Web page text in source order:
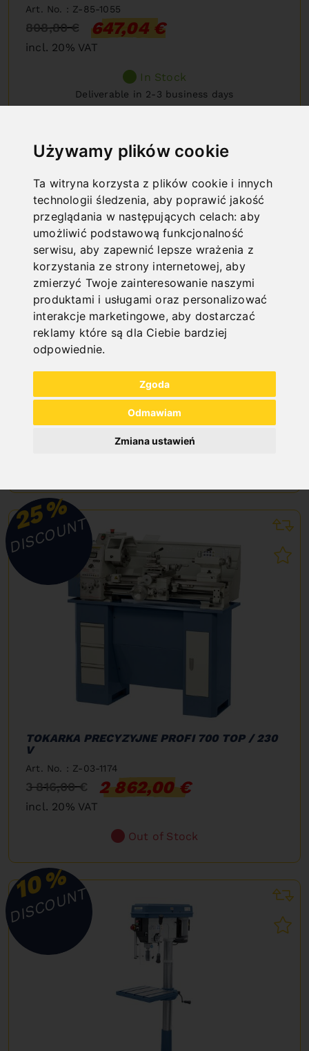
Używamy plików cookie
Ta witryna korzysta z plików cookie i innych
technologii śledzenia, aby poprawić jakość
przeglądania w następujących celach:aby
umożliwić podstawową funkcjonalność
serwisu, aby zapewnić lepsze wrażenia z
korzystania ze strony internetowej,aby
zmierzyć Twoje zainteresowanie naszymi
produktami i usługami oraz personalizować
interakcje marketingowe,aby dostarczać
reklamy które są dla Ciebie bardziej
odpowiednie.
Zgoda
Odmawiam
Zmiana ustawień
Art. No. : Z-85-1055
808,80 € 647,04 €
incl. 20% VAT
In Stock
Deliverable in 2-3 business days
15%
DISCOUNT
354,00 € 300,90 €
incl. 20% VAT
25%
DISCOUNT
TOKARKA PRECYZYJNE PROFI 700 TOP / 230
V
Art. No. : Z-03-1174
3 816,00 € 2 862,00 €
incl. 20% VAT
Out of Stock
10%
DISCOUNT